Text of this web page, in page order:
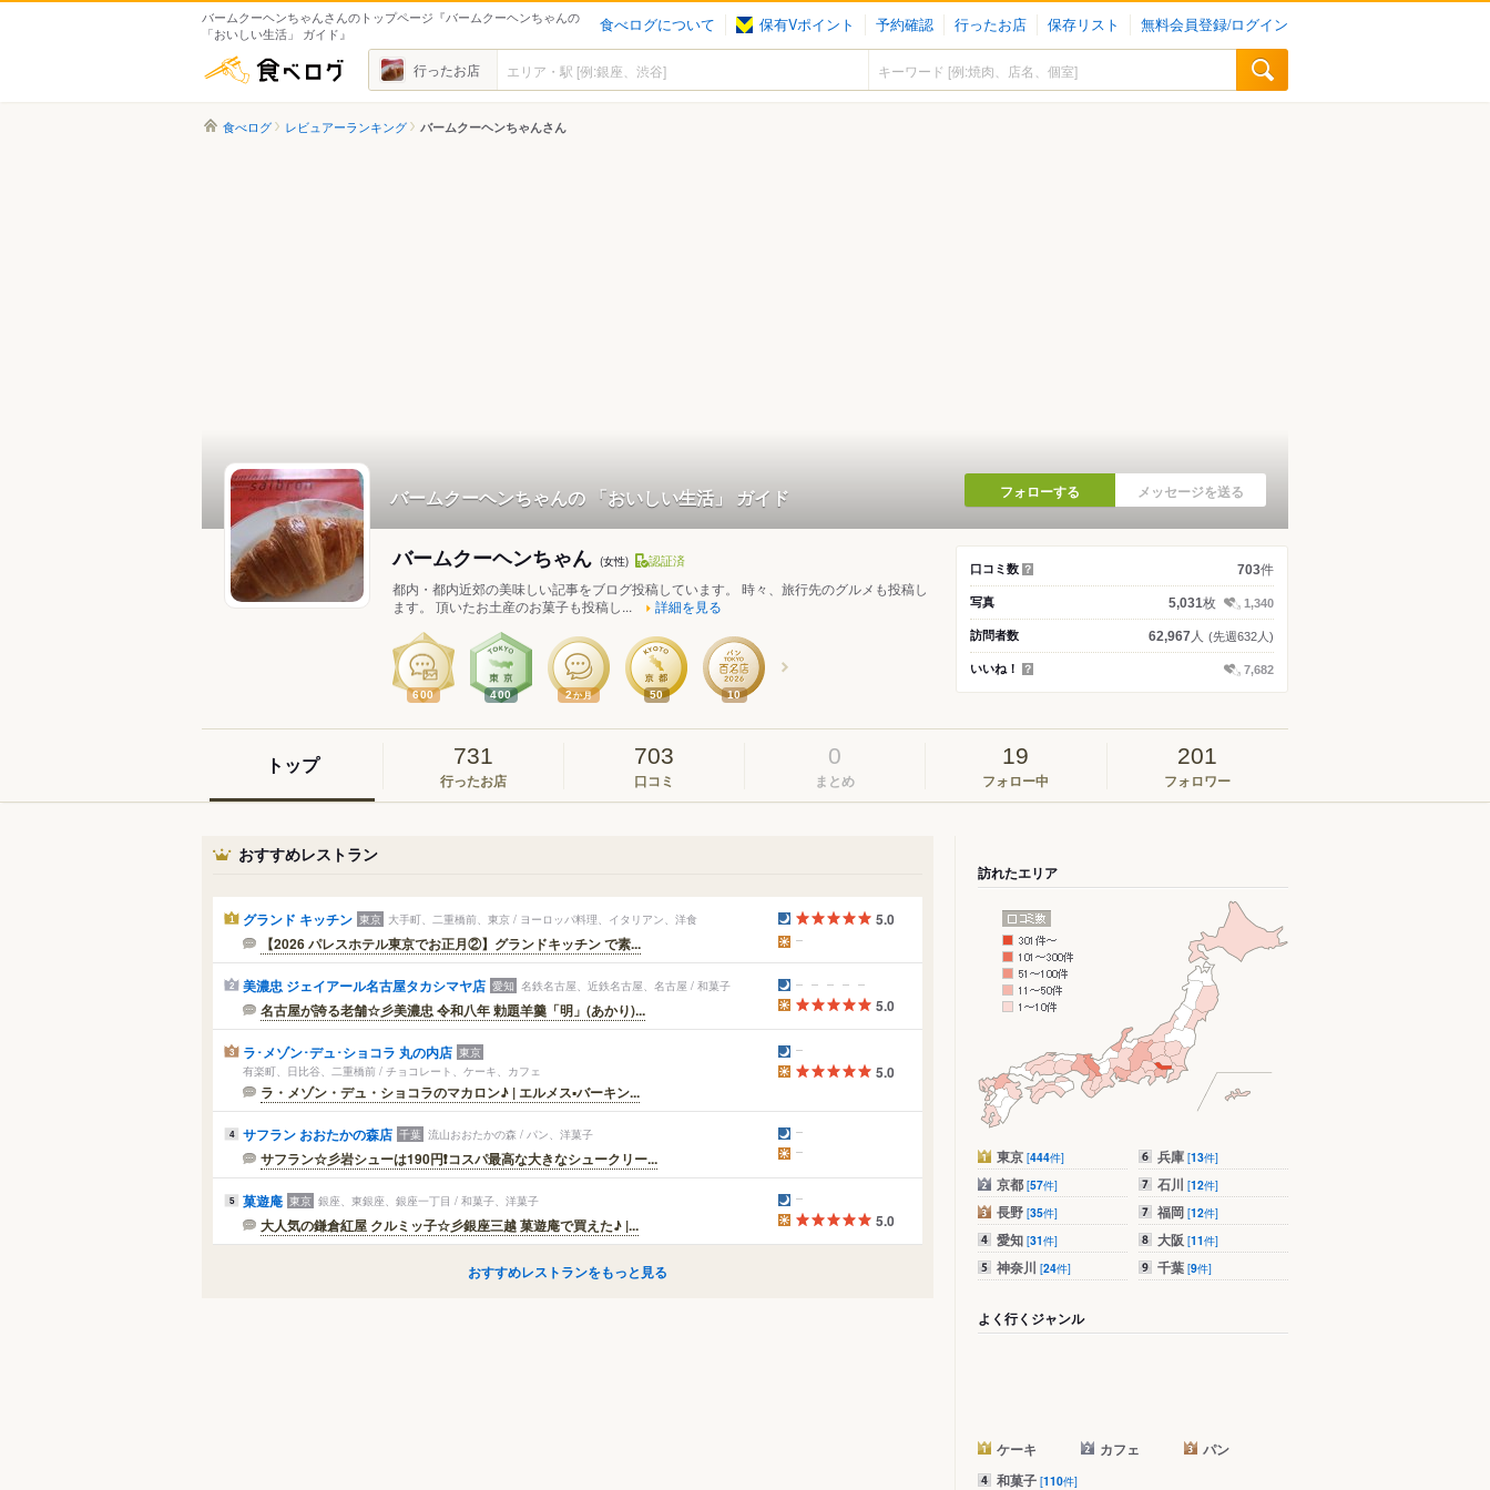
バームクーヘンちゃんさんのトップページ『バームクーヘンちゃんの
「おいしい生活」 ガイド』
食べログについて 保有Vポイント 予約確認 行ったお店 保存リスト 無料会員登録/ログイン
食べログ 行ったお店
食べログ レビュアーランキング バームクーヘンちゃんさん
バームクーヘンちゃんの 「おいしい生活」 ガイド フォローする メッセージを送る
バームクーヘンちゃん (女性) 認証済
都内・都内近郊の美味しい記事をブログ投稿しています。 時々、旅行先のグルメも投稿し
ます。 頂いたお土産のお菓子も投稿し...
詳細を見る
600 400 2か月 50 10
口コミ数 ？ 703件
写真 5,031枚 1,340
訪問者数 62,967人 (先週632人)
いいね！ ？ 7,682
トップ 731
行ったお店
703
口コミ
0
まとめ
19
フォロー中
201
フォロワー
おすすめレストラン
1 グランド キッチン 東京 大手町、二重橋前、東京 / ヨーロッパ料理、イタリアン、洋食
【2026 パレスホテル東京でお正月②】グランドキッチン で素...
5.0
2 美濃忠 ジェイアール名古屋タカシマヤ店 愛知 名鉄名古屋、近鉄名古屋、名古屋 / 和菓子
名古屋が誇る老舗☆彡美濃忠 令和八年 勅題羊羹「明」(あかり)... 5.0
3 ラ･メゾン･デュ･ショコラ 丸の内店 東京
有楽町、日比谷、二重橋前 / チョコレート、ケーキ、カフェ
ラ・メゾン・デュ・ショコラのマカロン♪ | エルメス▪バーキン...
5.0
4 サフラン おおたかの森店 千葉 流山おおたかの森 / パン、洋菓子
サフラン☆彡岩シューは190円❗コスパ最高な大きなシュークリー...
5 菓遊庵 東京 銀座、東銀座、銀座一丁目 / 和菓子、洋菓子
大人気の鎌倉紅屋 クルミッ子☆彡銀座三越 菓遊庵で買えた♪ |... 5.0
おすすめレストランをもっと見る
訪れたエリア
東京 [444件]
京都 [57件]
長野 [35件]
愛知 [31件]
神奈川 [24件]
兵庫 [13件]
石川 [12件]
福岡 [12件]
大阪 [11件]
千葉 [9件]
よく行くジャンル
ケーキ カフェ
パン
和菓子 [110件]